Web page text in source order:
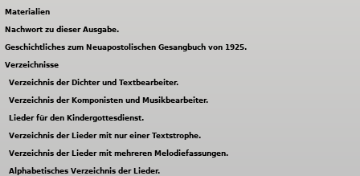
Materialien
Nachwort zu dieser Ausgabe.
Geschichtliches zum Neuapostolischen Gesangbuch von 1925.
Verzeichnisse
Verzeichnis der Dichter und Textbearbeiter.
Verzeichnis der Komponisten und Musikbearbeiter.
Lieder für den Kindergottesdienst.
Verzeichnis der Lieder mit nur einer Textstrophe.
Verzeichnis der Lieder mit mehreren Melodiefassungen.
Alphabetisches Verzeichnis der Lieder.